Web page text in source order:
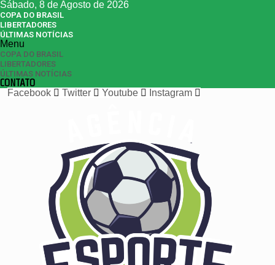
Sábado, 8 de Agosto de 2026
COPA DO BRASIL
LIBERTADORES
ÚLTIMAS NOTÍCIAS
Menu
COPA DO BRASIL
LIBERTADORES
ÚLTIMAS NOTÍCIAS
CONTATO
Facebook
Twitter Youtube Instagram